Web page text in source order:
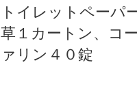
トイレットペーパ
草１カートン、コ
ァリン４０錠